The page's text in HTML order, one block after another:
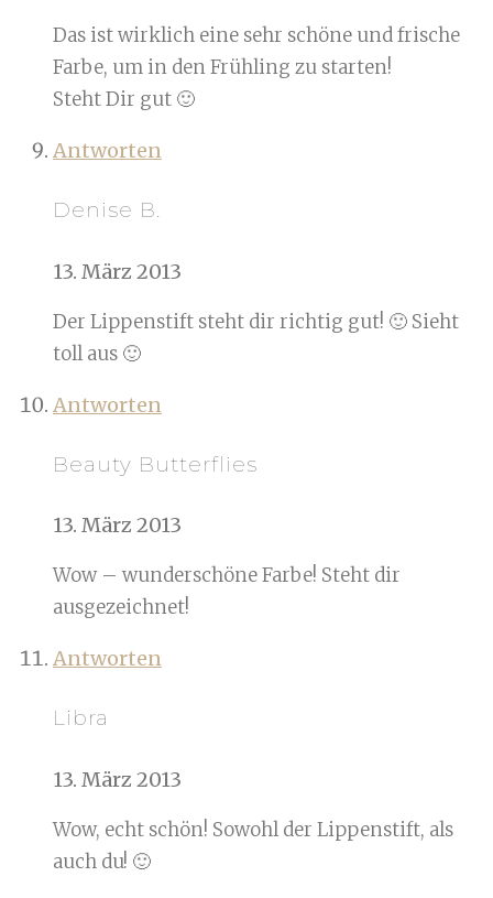
Das ist wirklich eine sehr schöne und frische
Farbe, um in den Frühling zu starten!
Steht Dir gut 🙂
Antworten
Denise B.
13. März 2013
Der Lippenstift steht dir richtig gut! 🙂 Sieht
toll aus 🙂
Antworten
Beauty Butterflies
13. März 2013
Wow – wunderschöne Farbe! Steht dir
ausgezeichnet!
Antworten
Libra
13. März 2013
Wow, echt schön! Sowohl der Lippenstift, als
auch du! 🙂